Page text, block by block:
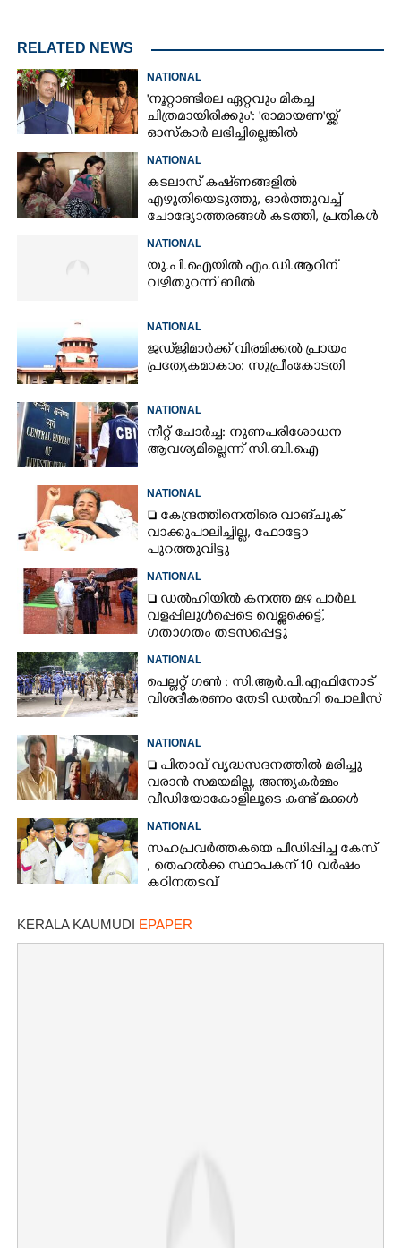
RELATED NEWS
NATIONAL
'നൂറ്റാണ്ടിലെ ഏറ്റവും മികച്ച
ചിത്രമായിരിക്കും': 'രാമായണ'യ്ക്ക്
ഓസ്കാ‌ർ ലഭിച്ചില്ലെങ്കിൽ
ഫഡ്നാവിസ്
NATIONAL
കടലാസ് കഷ്‌ണങ്ങളിൽ
എഴുതിയെടുത്തു, ഓർത്തുവച്ച്
ചോദ്യോത്തരങ്ങൾ കടത്തി, പ്രതികൾ
NATIONAL
യു.പി.ഐയിൽ എം.ഡി.ആറിന്
വഴിതുറന്ന് ബിൽ
NATIONAL
ജഡ്‌ജിമാർക്ക് വിരമിക്കൽ പ്രായം
പ്രത്യേകമാകാം: സുപ്രീംകോടതി
NATIONAL
നീറ്റ് ചോർച്ച: നുണപരിശോധന
ആവശ്യമില്ലെന്ന് സി.ബി.ഐ
NATIONAL
 കേന്ദ്രത്തിനെതിരെ വാങ്‌ചുക്
വാക്കുപാലിച്ചില്ല, ഫോട്ടോ
പുറത്തുവിട്ടു
NATIONAL
 ഡൽഹിയിൽ കനത്ത മഴ പാർല.
വളപ്പിലുൾപ്പെടെ വെള്ളക്കെട്ട്,
ഗതാഗതം തടസപ്പെട്ടു
NATIONAL
പെല്ലറ്റ് ഗൺ : സി.ആർ.പി.എഫിനോട്
വിശദീകരണം തേടി ഡൽഹി പൊലീസ്
NATIONAL
 പിതാവ് വൃദ്ധസദനത്തിൽ മരിച്ചു
വരാൻ സമയമില്ല,​ അന്ത്യകർമ്മം
വീഡിയോകോളിലൂടെ കണ്ട് മക്കൾ
NATIONAL
സഹപ്രവർത്തകയെ പീഡിപ്പിച്ച കേസ്
, തെഹൽക്ക സ്ഥാപകന് 10 വർഷം
കഠിനതടവ്
KERALA KAUMUDI EPAPER